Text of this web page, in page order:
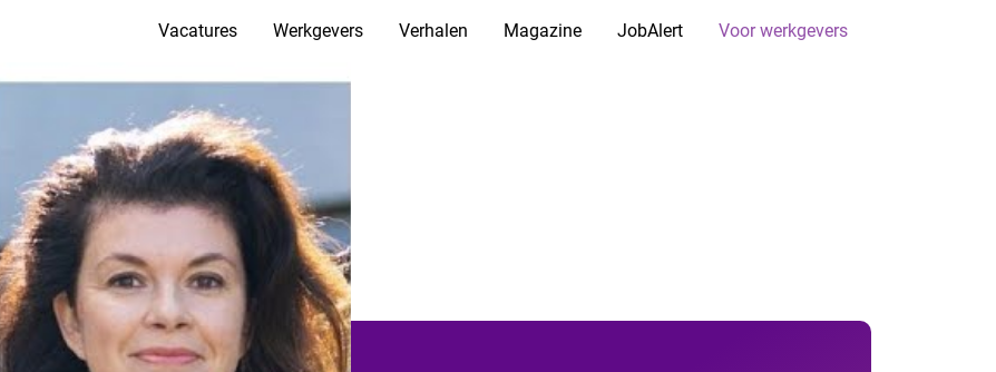
Vacatures Werkgevers Verhalen Magazine JobAlert Voor werkgevers